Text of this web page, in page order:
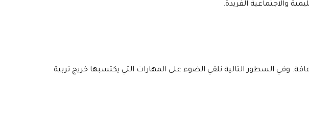
والاجتماعية الفريدة.
وفي السطور التالية نلقي الضوء على المهارات التي يكتسبها خريج تربية